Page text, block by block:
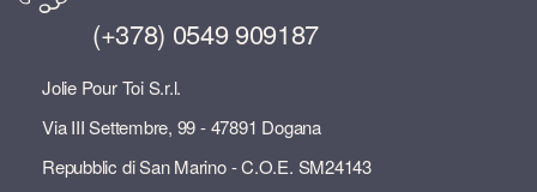
(+378) 0549 909187
Jolie Pour Toi S.r.l.
Via III Settembre, 99 - 47891 Dogana
Repubblic di San Marino - C.O.E. SM24143